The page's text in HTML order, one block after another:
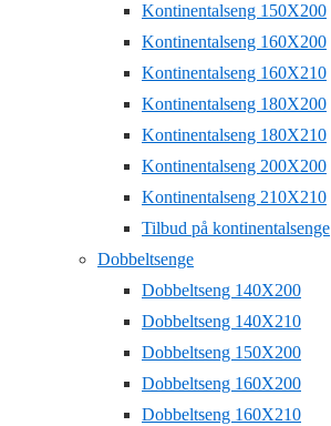
Kontinentalseng 150X200
Kontinentalseng 160X200
Kontinentalseng 160X210
Kontinentalseng 180X200
Kontinentalseng 180X210
Kontinentalseng 200X200
Kontinentalseng 210X210
Tilbud på kontinentalsenge
Dobbeltsenge
Dobbeltseng 140X200
Dobbeltseng 140X210
Dobbeltseng 150X200
Dobbeltseng 160X200
Dobbeltseng 160X210